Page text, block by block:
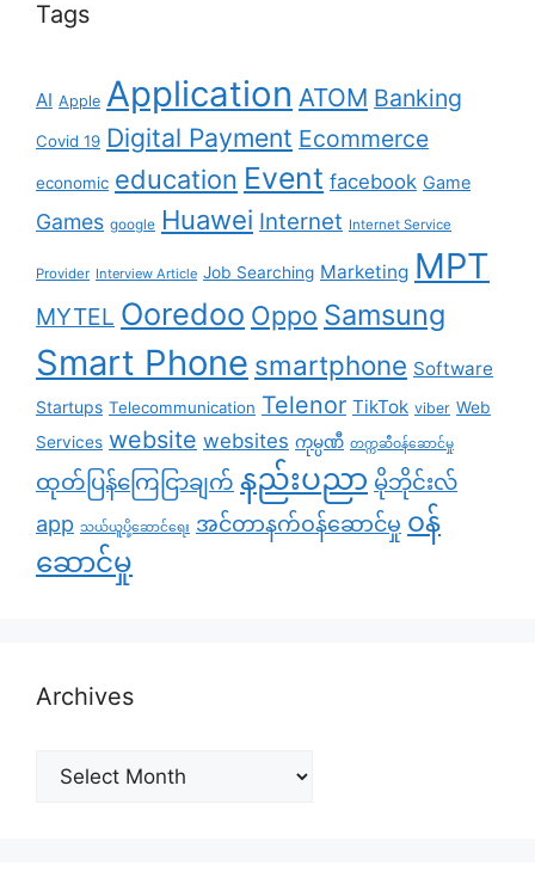
Tags
AI Apple Application ATOM Banking
Covid 19 Digital Payment Ecommerce
economic education Event facebook Game
Games google Huawei Internet Internet Service
Provider Interview Article Job Searching Marketing MPT
MYTEL Ooredoo Oppo Samsung
Smart Phone smartphone Software
Startups Telecommunication Telenor TikTok viber Web
Services website websites ကုမ္ပဏီ တက္ကဆီဝန်ဆောင်မှု
ထုတ်ပြန်ကြေငြာချက် နည်းပညာ မိုဘိုင်းလ်
app သယ်ယူပို့ဆောင်ရေး အင်တာနက်ဝန်ဆောင်မှု ၀န်
ဆောင်မှု
Archives
Archives